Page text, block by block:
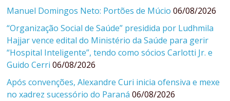
Manuel Domingos Neto: Portões de Múcio 06/08/2026
“Organização Social de Saúde” presidida por Ludhmila
Hajjar vence edital do Ministério da Saúde para gerir
“Hospital Inteligente”, tendo como sócios Carlotti Jr. e
Guido Cerri 06/08/2026
Após convenções, Alexandre Curi inicia ofensiva e mexe
no xadrez sucessório do Paraná 06/08/2026